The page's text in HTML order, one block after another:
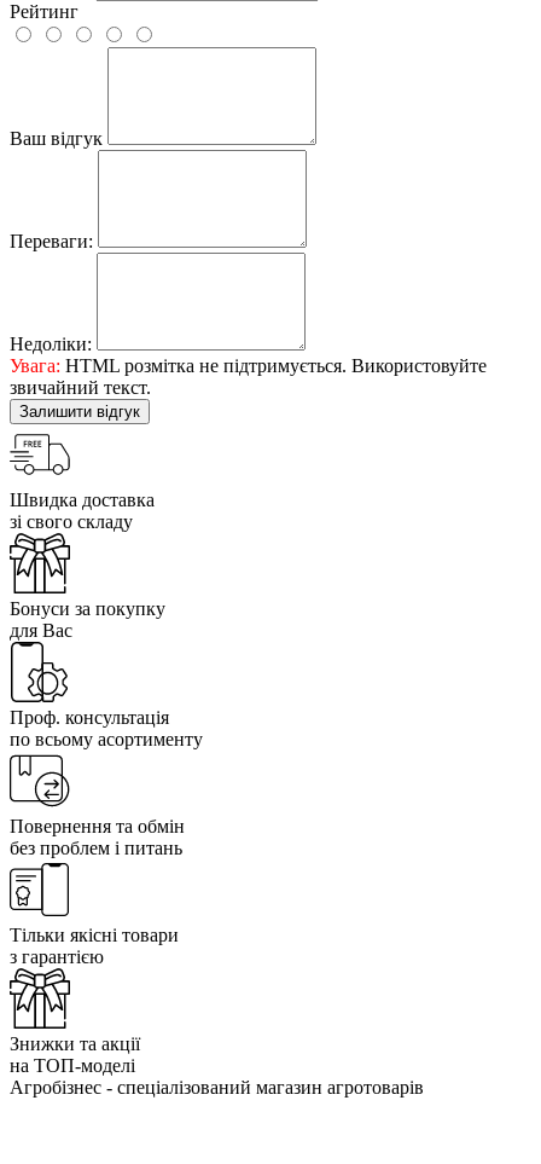
Рейтинг
Ваш відгук
Переваги:
Недоліки:
Увага: HTML розмітка не підтримується. Використовуйте
звичайний текст.
Залишити відгук
Швидка доставка
зі свого складу
Бонуси за покупку
для Вас
Проф. консультація
по всьому асортименту
Повернення та обмін
без проблем і питань
Тільки якісні товари
з гарантією
Знижки та акції
на ТОП-моделі
Агробізнес - спеціалізований магазин агротоварів